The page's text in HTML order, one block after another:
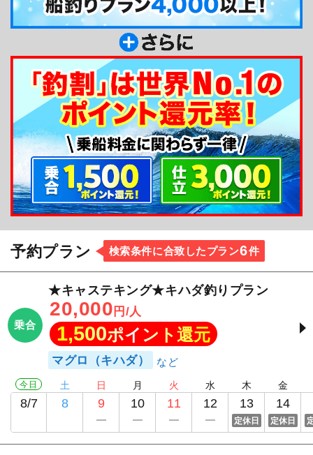
釣り船からのメッセージ
船長の浜口です。当船は、ルアーフィッシングを
始め、カワハギやイカ釣りを中心に出船する釣り船
です。長年、別の釣り船で船長をしており、下積み
を経て2020年に独立をしました。合間に漁も行って
おり、日々ポイント開拓を行いつつ、皆様に楽しい
釣りを提供できるよう日々頑張ってますので、宜し
くお願い致します。
予約プラン 検索条件に合致したプラン6件
乗合
★キャステキング★キハダ釣りプラン
20,000 円/人
1,500ポイント還元
マグロ（キハダ）
今日
8/7
土
8
日
9
月
10
火
11
水
12
木
13
定休日
金
14
定休日